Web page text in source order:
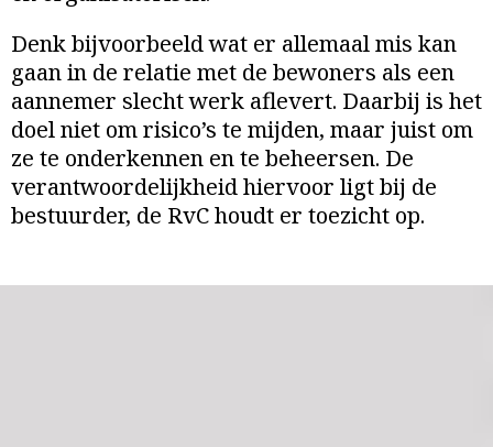
Denk bijvoorbeeld wat er allemaal mis kan
gaan in de relatie met de bewoners als een
aannemer slecht werk aflevert. Daarbij is het
doel niet om risico’s te mijden, maar juist om
ze te onderkennen en te beheersen. De
verantwoordelijkheid hiervoor ligt bij de
bestuurder, de RvC houdt er toezicht op.